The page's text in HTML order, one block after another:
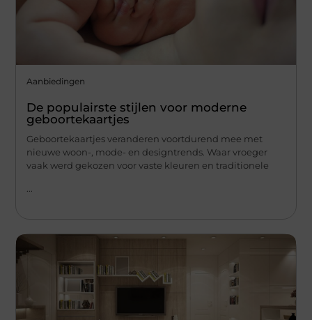
Aanbiedingen
De populairste stijlen voor moderne
geboortekaartjes
Geboortekaartjes veranderen voortdurend mee met
nieuwe woon-, mode- en designtrends. Waar vroeger
vaak werd gekozen voor vaste kleuren en traditionele